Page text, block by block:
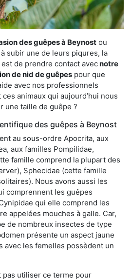
des guêpes à Beynost ou
subir une de leurs piqures, la
de prendre contact avecnotre
de nid de guêpes pour que
avec nos professionnels
animaux qui aujourd’hui nous
une taille de guêpe ?
des guêpes à Beynost
au sous-ordre Apocrita, aux
aux familles Pompilidae,
famille comprend la plupart des
Sphecidae (cette famille
Nous avons aussi les
comprennent les guêpes
qui elle comprend les
appelées mouches à galle. Car,
de nombreux insectes de type
présente un aspect jaune
avec les femelles possèdent un
pas utiliser ce terme pour